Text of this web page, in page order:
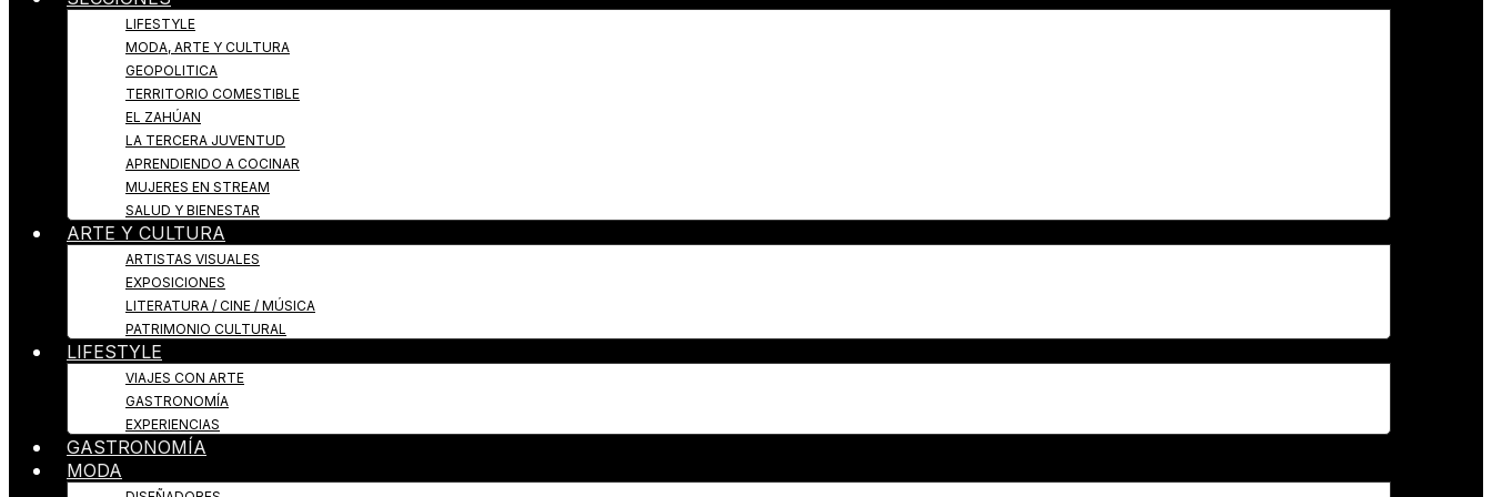
LIFESTYLE
MODA, ARTE Y CULTURA
GEOPOLITICA
TERRITORIO COMESTIBLE
EL ZAHÚAN
LA TERCERA JUVENTUD
APRENDIENDO A COCINAR
MUJERES EN STREAM
SALUD Y BIENESTAR
ARTE Y CULTURA
ARTISTAS VISUALES
EXPOSICIONES
LITERATURA / CINE / MÚSICA
PATRIMONIO CULTURAL
LIFESTYLE
VIAJES CON ARTE
GASTRONOMÍA
EXPERIENCIAS
GASTRONOMÍA
MODA